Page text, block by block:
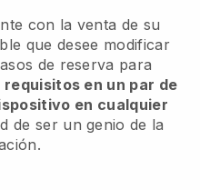
con la venta de su
que desee modificar
de reserva para
requisitos en un par de
en cualquier
de ser un genio de la